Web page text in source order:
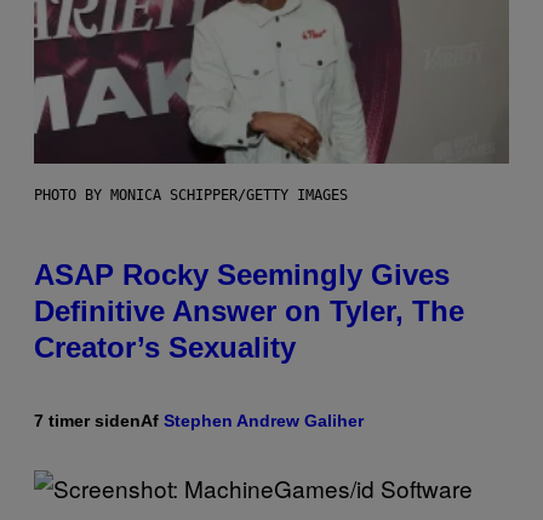
PHOTO BY MONICA SCHIPPER/GETTY IMAGES
ASAP Rocky Seemingly Gives
Definitive Answer on Tyler, The
Creator’s Sexuality
7 timer sidenAf Stephen Andrew Galiher